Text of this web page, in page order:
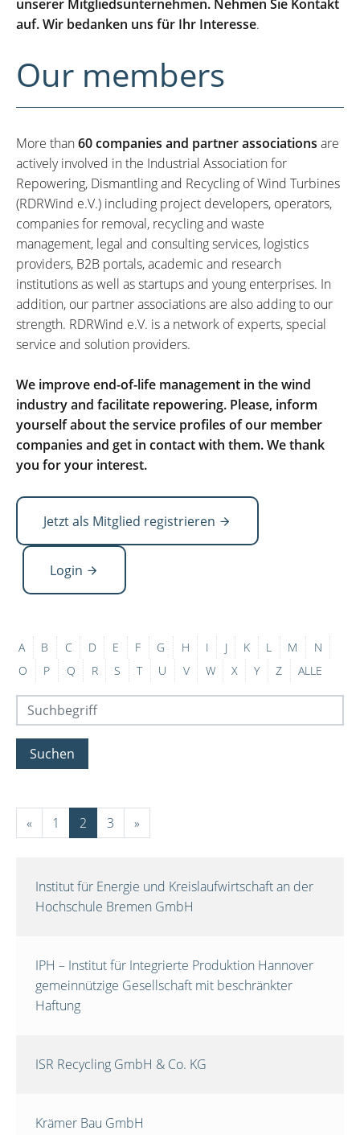
unserer Mitgliedsunternehmen. Nehmen Sie Kontakt
auf. Wir bedanken uns für Ihr Interesse.
Our members
More than60 companies and partner associations are
actively involved in the Industrial Association for
Repowering, Dismantling and Recycling of Wind Turbines
(RDRWind e.V.) including project developers, operators,
companies for removal, recycling and waste
management, legal and consulting services, logistics
providers, B2B portals, academic and research
institutions as well as startups and young enterprises. In
addition, our partner associations are also adding to our
strength. RDRWind e.V. is a network of experts, special
service and solution providers.
We improve end-of-life management in the wind
industry and facilitate repowering. Please, inform
yourself about the service profiles of our member
companies and get in contact with them. We thank
you for your interest.
Jetzt als Mitglied registrieren
Login
A B C D E F G H I J K L M
N
O
P Q R S T U V W X Y Z ALLE
Suchen
« 1 2 3 »
Institut für Energie und Kreislaufwirtschaft an der
Hochschule Bremen GmbH
IPH – Institut für Integrierte Produktion Hannover
gemeinnützige Gesellschaft mit beschränkter
Haftung
ISR Recycling GmbH & Co. KG
Krämer Bau GmbH